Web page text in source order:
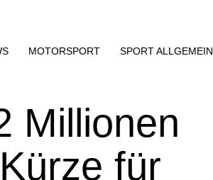
MOTORSPORT SPORT ALLGEMEIN
Millionen
für